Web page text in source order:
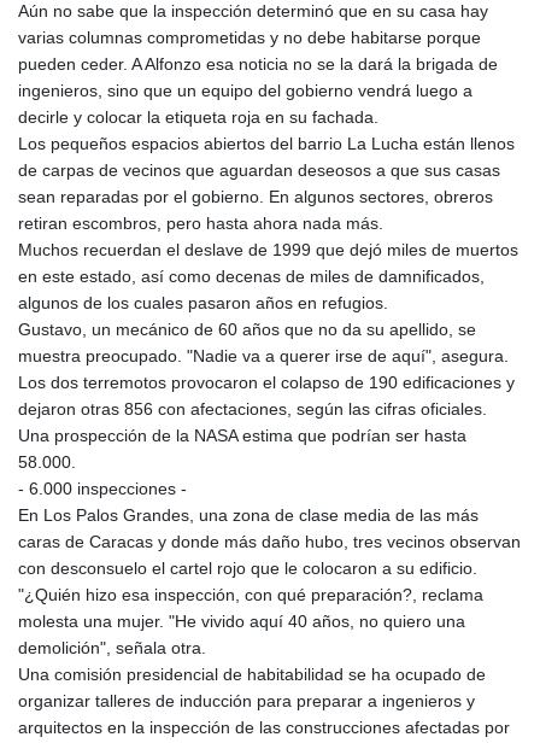
Aún no sabe que la inspección determinó que en su casa hay
varias columnas comprometidas y no debe habitarse porque
pueden ceder. A Alfonzo esa noticia no se la dará la brigada de
ingenieros, sino que un equipo del gobierno vendrá luego a
decirle y colocar la etiqueta roja en su fachada.
Los pequeños espacios abiertos del barrio La Lucha están llenos
de carpas de vecinos que aguardan deseosos a que sus casas
sean reparadas por el gobierno. En algunos sectores, obreros
retiran escombros, pero hasta ahora nada más.
Muchos recuerdan el deslave de 1999 que dejó miles de muertos
en este estado, así como decenas de miles de damnificados,
algunos de los cuales pasaron años en refugios.
Gustavo, un mecánico de 60 años que no da su apellido, se
muestra preocupado. "Nadie va a querer irse de aquí", asegura.
Los dos terremotos provocaron el colapso de 190 edificaciones y
dejaron otras 856 con afectaciones, según las cifras oficiales.
Una prospección de la NASA estima que podrían ser hasta
58.000.
- 6.000 inspecciones -
En Los Palos Grandes, una zona de clase media de las más
caras de Caracas y donde más daño hubo, tres vecinos observan
con desconsuelo el cartel rojo que le colocaron a su edificio.
"¿Quién hizo esa inspección, con qué preparación?, reclama
molesta una mujer. "He vivido aquí 40 años, no quiero una
demolición", señala otra.
Una comisión presidencial de habitabilidad se ha ocupado de
organizar talleres de inducción para preparar a ingenieros y
arquitectos en la inspección de las construcciones afectadas por